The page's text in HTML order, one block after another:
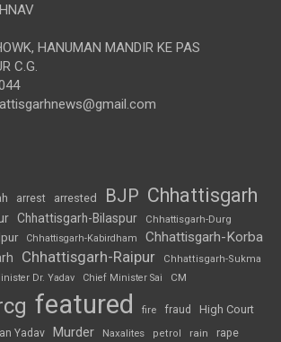
HANUMAN MANDIR KE PAS
C.G.
arrest arrested BJP Chhattisgarh
Chhattisgarh-Bilaspur Chhattisgarh-Durg
Chhattisgarh-Kabirdham Chhattisgarh-Korba
Chhattisgarh-Raipur
Chhattisgarh-Sukma
Dr. Yadav Chief Minister Sai CM
featured fire fraud High Court
Yadav Murder Naxalites petrol rain rape